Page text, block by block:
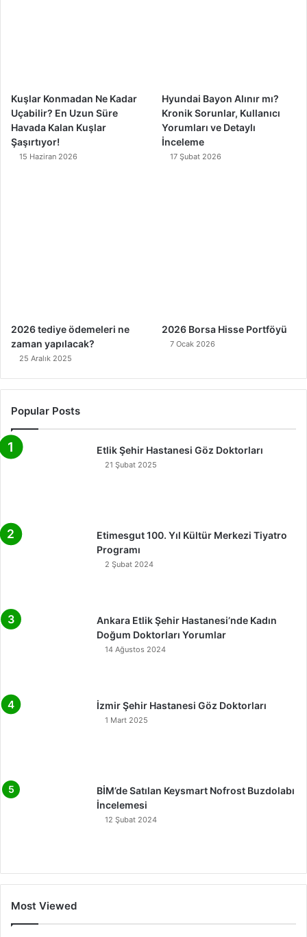
Kuşlar Konmadan Ne Kadar
Uçabilir? En Uzun Süre
Havada Kalan Kuşlar
Şaşırtıyor!
15 Haziran 2026
Hyundai Bayon Alınır mı?
Kronik Sorunlar, Kullanıcı
Yorumları ve Detaylı
İnceleme
17 Şubat 2026
2026 tediye ödemeleri ne
zaman yapılacak?
25 Aralık 2025
2026 Borsa Hisse Portföyü
7 Ocak 2026
Popular Posts
Etlik Şehir Hastanesi Göz Doktorları
21 Şubat 2025
Etimesgut 100. Yıl Kültür Merkezi Tiyatro
Programı
2 Şubat 2024
Ankara Etlik Şehir Hastanesi’nde Kadın
Doğum Doktorları Yorumlar
14 Ağustos 2024
İzmir Şehir Hastanesi Göz Doktorları
1 Mart 2025
BİM’de Satılan Keysmart Nofrost Buzdolabı
İncelemesi
12 Şubat 2024
Most Viewed